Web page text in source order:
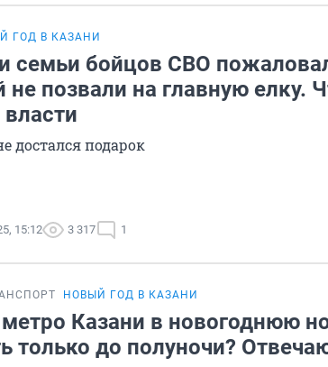
ГОД В КАЗАНИ
семьи бойцов СВО
не позвали на главную елку.
власти
достался подарок
15:12 3 317 1
НОВЫЙ ГОД В КАЗАНИ
Казани в новогоднюю
только до полуночи?